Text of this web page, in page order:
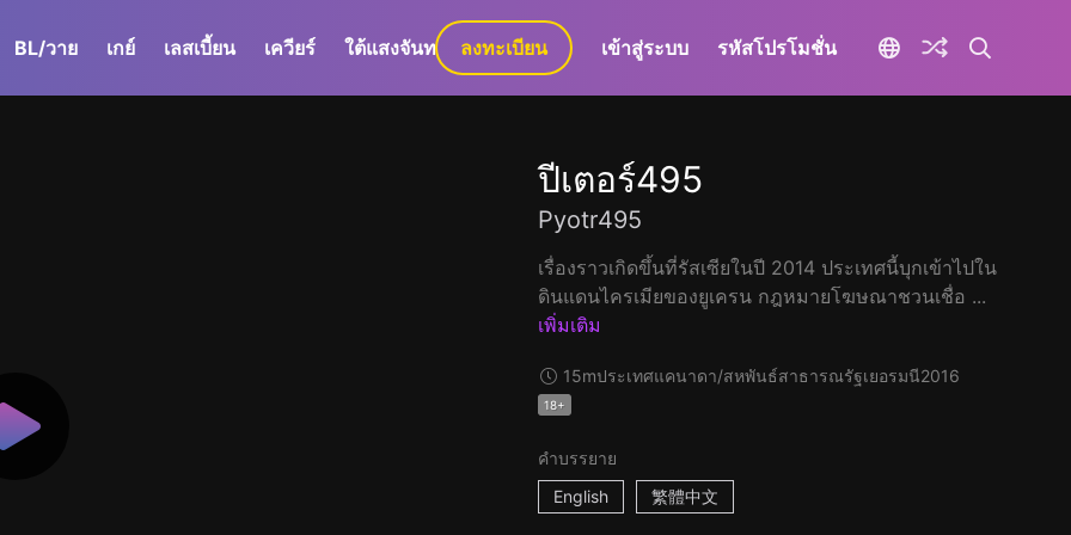
BL/วาย เกย์ เลสเบี้ยน เควียร์ ใต้แสงจันทร์ GaLa+
ลงทะเบียน เข้าสู่ระบบ รหัสโปรโมชั่น
ปีเตอร์495
Pyotr495
เรื่องราวเกิดขึ้นที่รัสเซียในปี 2014 ประเทศนี้บุกเข้าไปใน
ดินแดนไครเมียของยูเครน กฎหมายโฆษณาชวนเชื่อ ...
เพิ่มเติม
15mประเทศแคนาดา/สหพันธ์สาธารณรัฐเยอรมนี2016
18+
คำบรรยาย
English
繁體中文